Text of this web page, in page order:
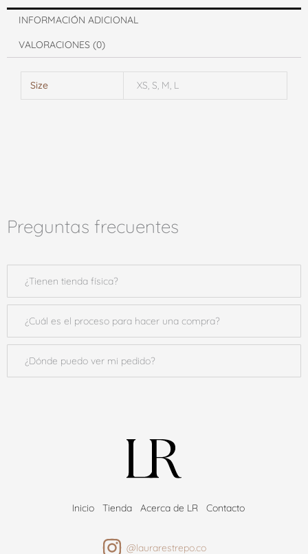
INFORMACIÓN ADICIONAL
VALORACIONES (0)
Size XS, S, M, L
Preguntas frecuentes
¿Tienen tienda física?
¿Cuál es el proceso para hacer una compra?
¿Dónde puedo ver mi pedido?
Inicio Tienda Acerca de LR Contacto
@laurarestrepo.co